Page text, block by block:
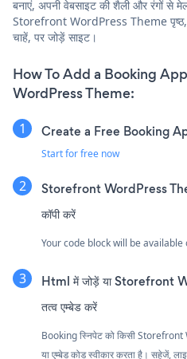
बनाएं, अपनी वेबसाइट की शैली और रंगों
Storefront WordPress Theme पृष्ठ,
चाहें, पर जोड़ें साइट।
How To Add a Booking
WordPress Theme:
Create a Free Booking
Start for free now
Storefront WordPress
कॉपी करें
Your code block will be
Html में जोड़ें या Storefront
तत्व एम्बेड करें
Booking स्निपेट को किसी
या एम्बेड कोड स्वीकार करता है। सहेजें,